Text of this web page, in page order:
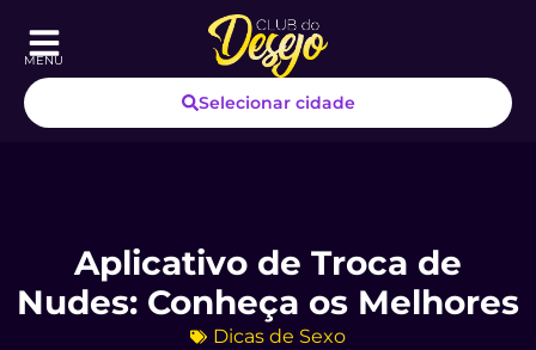
MENU
Selecionar cidade
Aplicativo de Troca de
Nudes: Conheça os Melhores
Dicas de Sexo